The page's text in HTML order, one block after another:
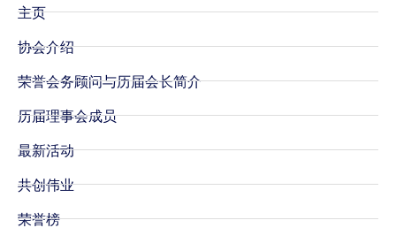
主页
协会介绍
荣誉会务顾问与历届会长简介
历届理事会成员
最新活动
共创伟业
荣誉榜